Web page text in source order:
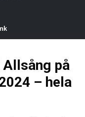
på
– hela